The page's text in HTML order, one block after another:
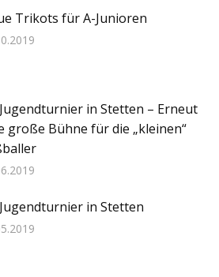
Trikots für A-Junioren
in Stetten – Erneut
große Bühne für die „kleinen“
in Stetten